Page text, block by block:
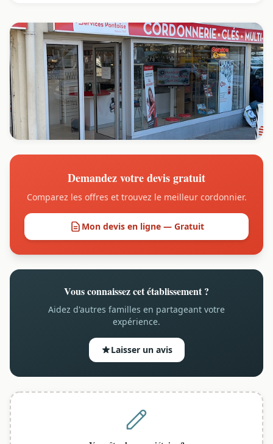
Demandez votre devis gratuit
Comparez les offres et trouvez le meilleur cordonnier.
Mon devis en ligne — Gratuit
Vous connaissez cet établissement ?
Aidez d'autres familles en partageant votre
expérience.
Laisser un avis